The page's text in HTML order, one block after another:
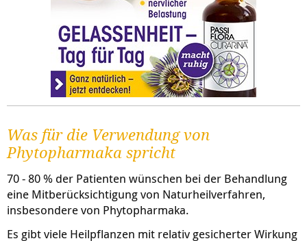
Was für die Verwendung von
Phytopharmaka spricht
70 - 80 % der Patienten wünschen bei der Behandlung
eine Mitberücksichtigung von Naturheilverfahren,
insbesondere von Phytopharmaka.
Es gibt viele Heilpflanzen mit relativ gesicherter Wirkung